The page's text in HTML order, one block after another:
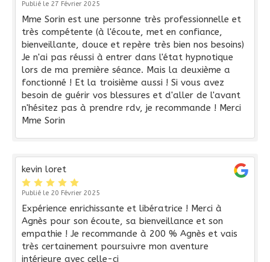
Publié le 27 Février 2025
Mme Sorin est une personne très professionnelle et
très compétente (à l'écoute, met en confiance,
bienveillante, douce et repère très bien nos besoins)
Je n'ai pas réussi à entrer dans l'état hypnotique
lors de ma première séance. Mais la deuxième a
fonctionné ! Et la troisième aussi ! Si vous avez
besoin de guérir vos blessures et d'aller de l'avant
n'hésitez pas à prendre rdv, je recommande ! Merci
Mme Sorin
kevin loret
Publié le 20 Février 2025
Expérience enrichissante et libératrice ! Merci à
Agnès pour son écoute, sa bienveillance et son
empathie ! Je recommande à 200 % Agnès et vais
très certainement poursuivre mon aventure
intérieure avec celle-ci